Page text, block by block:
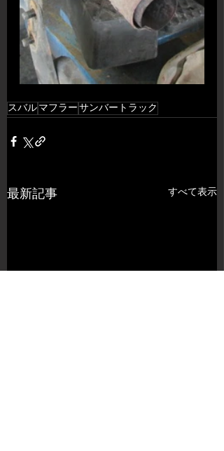
スバル マフラー サンバートラック
最新記事 すべて表示